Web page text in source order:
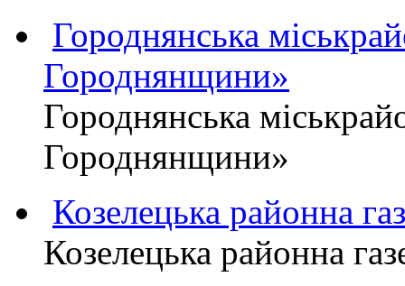
Городнянська
Городнянщини»
Городнянська
Городнянщини»
Козелецька районна
Козелецька районна